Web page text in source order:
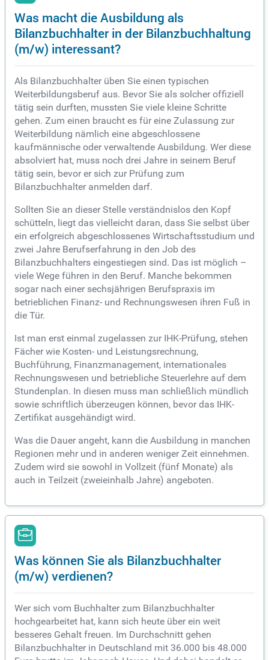
Was macht die Ausbildung als
Bilanzbuchhalter in der Bilanzbuchhaltung
(m/w) interessant?
Als Bilanzbuchhalter üben Sie einen typischen
Weiterbildungsberuf aus. Bevor Sie als solcher offiziell
tätig sein durften, mussten Sie viele kleine Schritte
gehen. Zum einen braucht es für eine Zulassung zur
Weiterbildung nämlich eine abgeschlossene
kaufmännische oder verwaltende Ausbildung. Wer diese
absolviert hat, muss noch drei Jahre in seinem Beruf
tätig sein, bevor er sich zur Prüfung zum
Bilanzbuchhalter anmelden darf.
Sollten Sie an dieser Stelle verständnislos den Kopf
schütteln, liegt das vielleicht daran, dass Sie selbst über
ein erfolgreich abgeschlossenes Wirtschaftsstudium und
zwei Jahre Berufserfahrung in den Job des
Bilanzbuchhalters eingestiegen sind. Das ist möglich –
viele Wege führen in den Beruf. Manche bekommen
sogar nach einer sechsjährigen Berufspraxis im
betrieblichen Finanz- und Rechnungswesen ihren Fuß in
die Tür.
Ist man erst einmal zugelassen zur IHK-Prüfung, stehen
Fächer wie Kosten- und Leistungsrechnung,
Buchführung, Finanzmanagement, internationales
Rechnungswesen und betriebliche Steuerlehre auf dem
Stundenplan. In diesen muss man schließlich mündlich
sowie schriftlich überzeugen können, bevor das IHK-
Zertifikat ausgehändigt wird.
Was die Dauer angeht, kann die Ausbildung in manchen
Regionen mehr und in anderen weniger Zeit einnehmen.
Zudem wird sie sowohl in Vollzeit (fünf Monate) als
auch in Teilzeit (zweieinhalb Jahre) angeboten.
Was können Sie als Bilanzbuchhalter
(m/w) verdienen?
Wer sich vom Buchhalter zum Bilanzbuchhalter
hochgearbeitet hat, kann sich heute über ein weit
besseres Gehalt freuen. Im Durchschnitt gehen
Bilanzbuchhalter in Deutschland mit 36.000 bis 48.000